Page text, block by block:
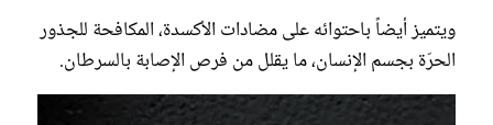
ويتميز أيضاً باحتوائه على مضادات الأكسدة، المكافحة للجذور
الحرّة بجسم الإنسان، ما يقلل من فرص الإصابة بالسرطان.